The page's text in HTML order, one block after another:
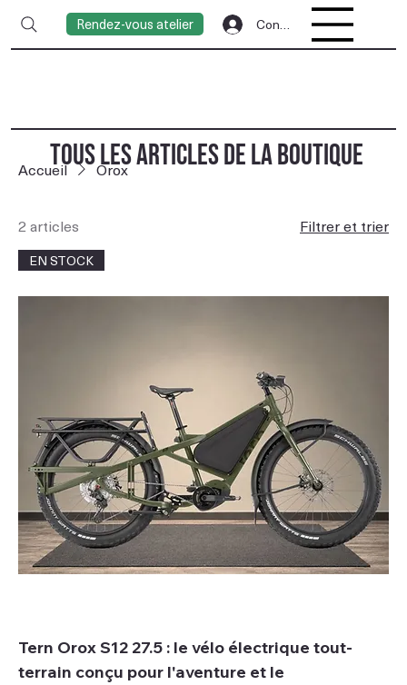
Rendez-vous atelier Connexion
Accueil Orox
2 articles Filtrer et trier
EN STOCK
Tern Orox S12 27.5 : le vélo électrique tout-
terrain conçu pour l'aventure et le
TOUS LES ARTICLES DE LA BOUTIQUE